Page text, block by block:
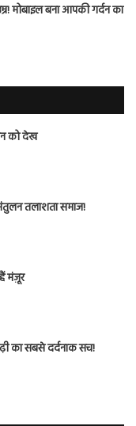
मोबाइल बना आपकी गर्दन का
को देख
तलाशता समाज!
मंज़ूर
का सबसे दर्दनाक सच!